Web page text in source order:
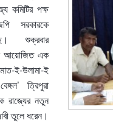
কমিটির পক্ষ
সরকারকে
শুক্রবার
আয়োজিত এক
ই-উলামা-ই
ত্রিপুরা
রাজ্যের নতুন
তুলে ধরেন।